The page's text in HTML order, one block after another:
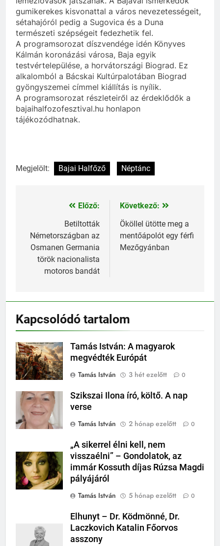
gumikerekes kisvonattal a város nevezetességeit,
sétahajóról pedig a Sugovica és a Duna
természeti szépségeit fedezhetik fel.
A programsorozat díszvendége idén Könyves
Kálmán koronázási városa, Baja egyik
testvértelepülése, a horvátországi Biograd. Ez
alkalomból a Bácskai Kultúrpalotában Biograd
gyöngyszemei címmel kiállítás is nyílik.
A programsorozat részleteiről az érdeklődők a
bajaihalfozofesztival.hu honlapon
tájékozódhatnak.
Megjelölt: Bajai Halfőző Néptánc
Bejegyzés
navigáció
Előző:
Betiltották
Németországban az
Osmanen Germania
török nacionalista
motoros bandát
Következő:
Ököllel ütötte meg a
mentőápolót egy férfi
Mezőgyánban
Kapcsolódó tartalom
Tamás István: A magyarok
megvédték Európát
Tamás István
3 hét ezelőtt 0
Szikszai Ilona író, költő. A nap
verse
Tamás István
2 hónap ezelőtt 0
„A sikerrel élni kell, nem
visszaélni” – Gondolatok, az
immár Kossuth díjas Rúzsa Magdi
pályájáról
Tamás István
5 hónap ezelőtt 0
Elhunyt – Dr. Ködmönné, Dr.
Laczkovich Katalin Főorvos
asszony